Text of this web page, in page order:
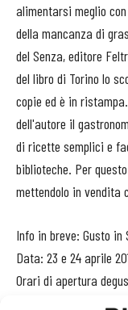
alimentarsi meglio
della mancanza di
del Senza, editore
del libro di Torino lo
copie ed è in
dell'autore il
di ricette semplici e
biblioteche. Per
mettendolo in vendita
Info in breve: Gusto in
Data: 23 e 24 aprile
Orari di apertura